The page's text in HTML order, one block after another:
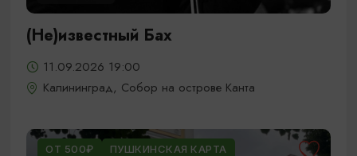
(Не)известный Бах
11.09.2026 19:00
Калининград, Собор на острове Канта
ОТ 500₽ ПУШКИНСКАЯ КАРТА